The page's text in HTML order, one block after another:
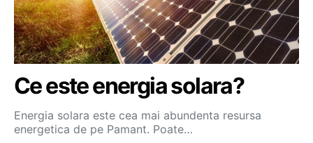
Ce este energia solara?
Energia solara este cea mai abundenta resursa
energetica de pe Pamant. Poate…